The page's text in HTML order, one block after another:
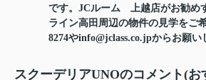
です。JCルーム 上越店がお勧め
ライン高田周辺の物件の見学をご
8274やinfo@jclass.co.jpからお願い
スクーデリアUNOのコメント(お